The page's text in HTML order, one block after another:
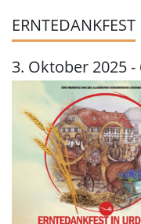
ERNTEDANKFEST
3. Oktober 2025-